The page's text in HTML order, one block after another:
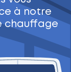
à notre
chauffage